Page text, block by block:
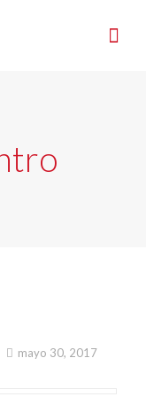
mayo 30, 2017